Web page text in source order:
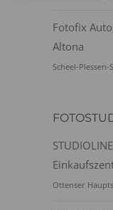
Fotofix
Altona
Scheel-Plessen-
Ottenser